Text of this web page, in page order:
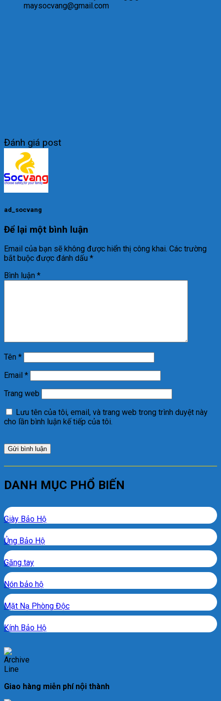
maysocvang@gmail.com
Đánh giá post
ad_socvang
Để lại một bình luận
Email của bạn sẽ không được hiển thị công khai. Các trường
bắt buộc được đánh dấu *
Bình luận *
Tên *
Email *
Trang web
Lưu tên của tôi, email, và trang web trong trình duyệt này
cho lần bình luận kế tiếp của tôi.
DANH MỤC PHỔ BIẾN
Giày Bảo Hộ
Ủng Bảo Hộ
Găng tay
Nón bảo hộ
Mặt Nạ Phòng Độc
Kính Bảo Hộ
Giao hàng miễn phí nội thành